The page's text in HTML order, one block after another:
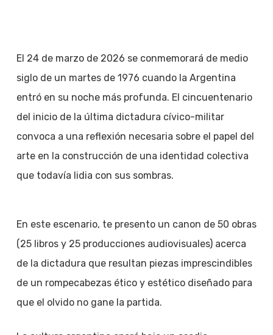
El 24 de marzo de 2026 se conmemorará de medio
siglo de un martes de 1976 cuando la Argentina
entró en su noche más profunda. El cincuentenario
del inicio de la última dictadura cívico-militar
convoca a una reflexión necesaria sobre el papel del
arte en la construcción de una identidad colectiva
que todavía lidia con sus sombras.
En este escenario, te presento un canon de 50 obras
(25 libros y 25 producciones audiovisuales) acerca
de la dictadura que resultan piezas imprescindibles
de un rompecabezas ético y estético diseñado para
que el olvido no gane la partida.